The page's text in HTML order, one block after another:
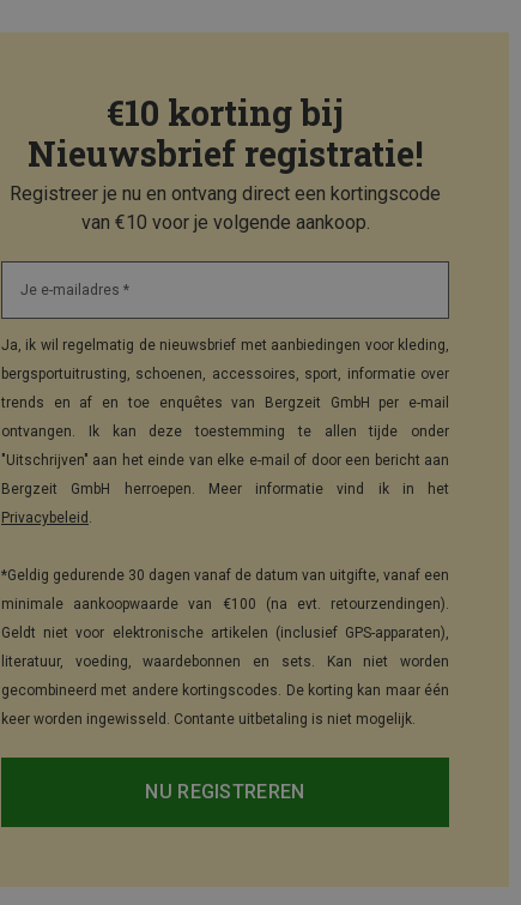
€10 korting bij
Nieuwsbrief registratie!
Registreer je nu en ontvang direct een kortingscode
van €10 voor je volgende aankoop.
Je e-mailadres *
Ja, ik wil regelmatig de nieuwsbrief met aanbiedingen voor kleding,
bergsportuitrusting, schoenen, accessoires, sport, informatie over
trends en af en toe enquêtes van Bergzeit GmbH per e-mail
ontvangen. Ik kan deze toestemming te allen tijde onder
"Uitschrijven" aan het einde van elke e-mail of door een bericht aan
Bergzeit GmbH herroepen. Meer informatie vind ik in het
Privacybeleid .
*Geldig gedurende 30 dagen vanaf de datum van uitgifte, vanaf een
minimale aankoopwaarde van €100 (na evt. retourzendingen).
Geldt niet voor elektronische artikelen (inclusief GPS-apparaten),
literatuur, voeding, waardebonnen en sets. Kan niet worden
gecombineerd met andere kortingscodes. De korting kan maar één
keer worden ingewisseld. Contante uitbetaling is niet mogelijk.
NU REGISTREREN